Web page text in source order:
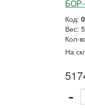
Код:
Вес:
Кол-
На
-